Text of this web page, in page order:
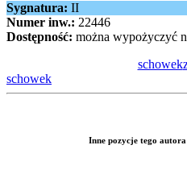
Sygnatura: II
Numer inw.: 22446
Dostępność: można wypożyczyć
schowek
schowek
Inne pozycje tego